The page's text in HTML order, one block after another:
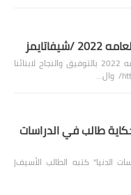
ل معرفة نتيجة الثانويه العامه 2022 بالتوفيق والنجاح لابنائنا
طالب في الدراسات
الدنيا" كتبه الطالب الأسيف|